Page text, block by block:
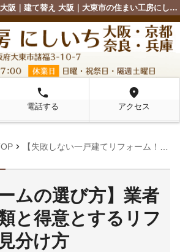
リフォーム 大阪｜工務店 大阪｜建て替え 大阪｜大東市の住まい工房にしいち
local_phone
電話する
location_on
アクセス
chevron_right 【失敗しない一戸建てリフォーム！一生満足するリフォームのコツ】
ムの選び方】業者
と得意とするリフ
分け方